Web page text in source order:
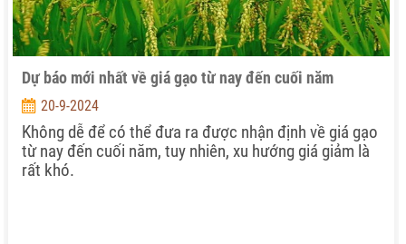
Dự báo mới nhất về giá gạo từ nay đến cuối năm
20-9-2024
Không dễ để có thể đưa ra được nhận định về giá gạo
từ nay đến cuối năm, tuy nhiên, xu hướng giá giảm là
rất khó.